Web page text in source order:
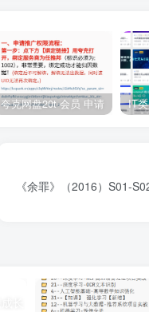
夸克网盘20t 会员 申请
《余罪》（2016）S01-